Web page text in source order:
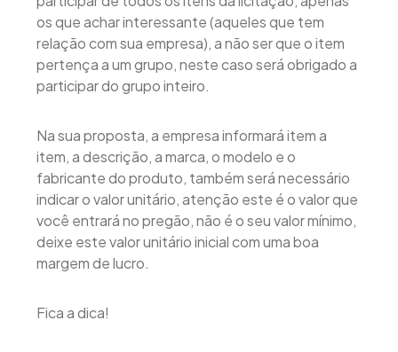
os que achar interessante (aqueles que tem
relação com sua empresa), a não ser que o item
pertença a um grupo, neste caso será obrigado a
participar do grupo inteiro.
Na sua proposta, a empresa informará item a
item, a descrição, a marca, o modelo e o
fabricante do produto, também será necessário
indicar o valor unitário, atenção este é o valor que
você entrará no pregão, não é o seu valor mínimo,
deixe este valor unitário inicial com uma boa
margem de lucro.
Fica a dica!